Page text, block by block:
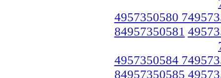
4957350580
84957350581
4957350584
84957350585